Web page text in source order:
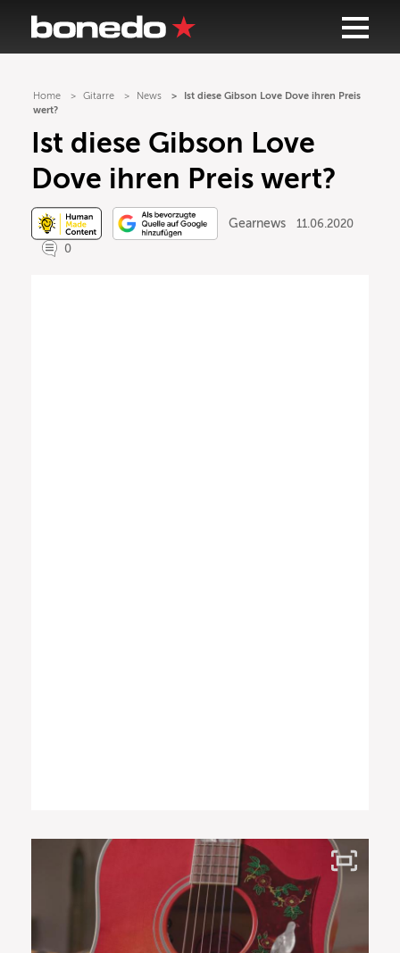
Home Gitarre News
Ist diese Gibson Love Dove ihren Preis
wert?
Ist diese Gibson Love
Dove ihren Preis wert?
Gearnews
11.06.2020
0